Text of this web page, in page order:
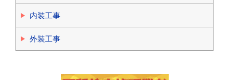
内装工事
外装工事